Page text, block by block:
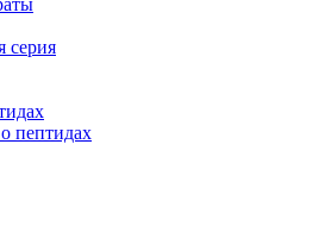
серия
пептидах